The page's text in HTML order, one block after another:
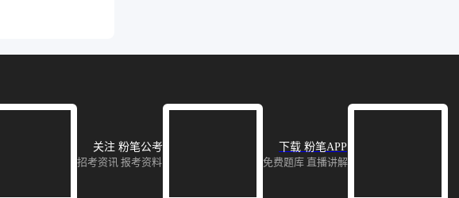
关注 粉笔公考
招考资讯 报考资料
下载 粉笔APP
免费题库 直播讲解